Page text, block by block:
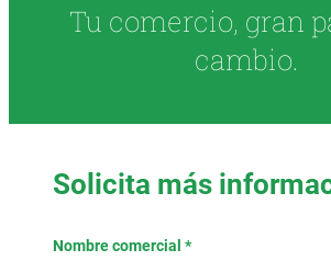
Tu comercio, gran
cambio.
Solicita más
Nombre comercial *